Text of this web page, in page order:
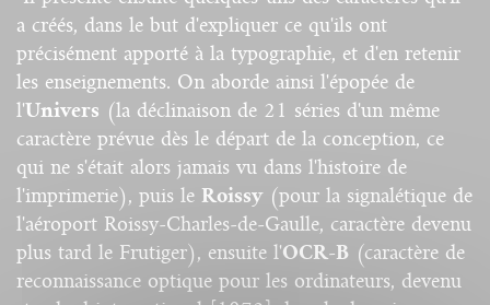
a créés, dans le but d'expliquer ce qu'ils ont
précisément apporté à la typographie, et d'en retenir
les enseignements. On aborde ainsi l'épopée de
l'Univers (la déclinaison de 21 séries d'un même
caractère prévue dès le départ de la conception, ce
qui ne s'était alors jamais vu dans l'histoire de
l'imprimerie), puis le Roissy(pour la signalétique de
l'aéroport Roissy-Charles-de-Gaulle, caractère devenu
plus tard le Frutiger), ensuite l'OCR-B (caractère de
reconnaissance optique pour les ordinateurs, devenu